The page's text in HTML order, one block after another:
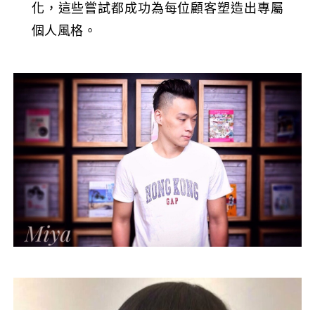
化，這些嘗試都成功為每位顧客塑造出專屬
個人風格。